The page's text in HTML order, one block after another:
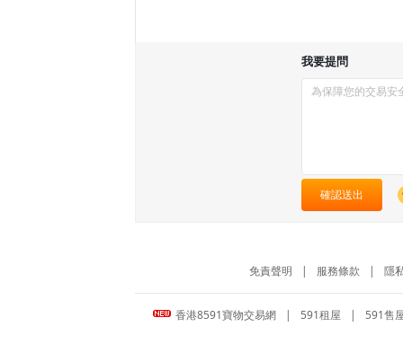
我要提問
確認送出
免責聲明 | 服務條款 | 隱
香港8591寶物交易網 | 591租屋 | 591售